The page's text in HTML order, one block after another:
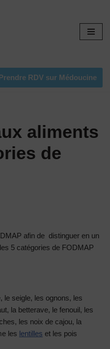
RDV sur Médoucine
aliments
de
afin de distinguer en un
5 catégories de FODMAP
le seigle, les ognons, les
la betterave, le fenouil, les
les noix de cajou, la
les lentilles et les pois